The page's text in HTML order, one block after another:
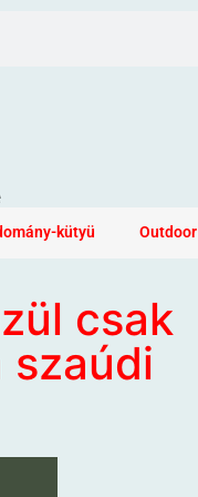
kütyü Outdoor
csak
szaúdi